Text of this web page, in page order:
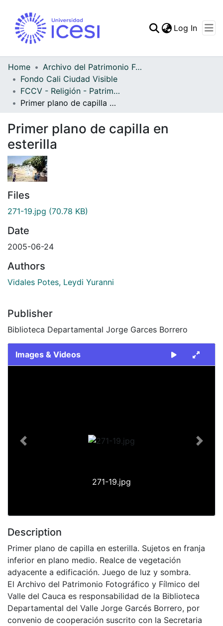
Log In
Home
Archivo del Patrimonio Fotográfico y Fílmico del Valle del Cauca
Fondo Cali Ciudad Visible
FCCV - Religión - Patrimonial
Primer plano de capilla en esterilla
Primer plano de capilla en
esterilla
Files
271-19.jpg (70.78 KB)
Date
2005-06-24
Authors
Vidales Potes, Leydi Yuranni
Publisher
Biblioteca Departamental Jorge Garces Borrero
Images & Videos
271-19.jpg
Previous Next
Description
Primer plano de capilla en esterilla. Sujetos en franja
inferior en plano medio. Realce de vegetación
adyacente a edificación. Juego de luz y sombra.
El Archivo del Patrimonio Fotográfico y Fílmico del
Valle del Cauca es responsabilidad de la Biblioteca
Departamental del Valle Jorge Garcés Borrero, por
convenio de cooperación suscrito con la Secretaria